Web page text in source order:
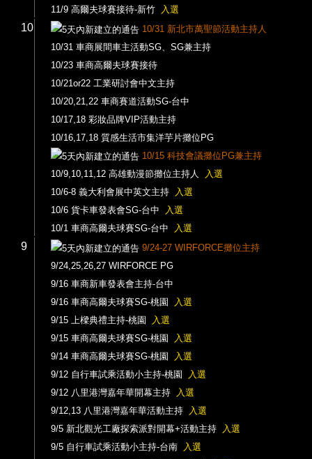
11/9 高爾夫球賽接待-新竹
入選
10
10/31 新北市萬聖節活動主持人
10/31 車商展間車主活動SG、SG兼主持
10/23 車商高爾夫球賽接待
10/21or22 工業研討會中文主持
10/20,21,22 車商賽道活動SG-台中
10/17,18 彩妝品牌VIP活動主持
10/16,17,18 質感生活市集洋芋片攤位PG
10/15 科技會議攤位PG兼主持
10/9,10,11,12 高雄動漫節攤位主持人
入選
10/6-8 義大利會展中英文主持
入選
10/6 貨卡車發表會SG-台中
入選
10/1 車商高爾夫球賽SG-台中
入選
9
9/24-27 WIRFORCE攤位主持
9/24,25,26,27 WIRFORCE PG
9/16 車商新車發表會主持-台中
9/16 車商高爾夫球賽SG-桃園
入選
9/15 上樑典禮主持-桃園
入選
9/15 車商高爾夫球賽SG-桃園
入選
9/14 車商高爾夫球賽SG-桃園
入選
9/12 自行車試乘活動小主持-桃園
入選
9/12 八里港灣嘉年華開幕主持
入選
9/12,13 八里港灣嘉年華活動主持
入選
9/5 新北觀光工廠探索派對開幕+活動主持
入選
9/5 自行車試乘活動小主持-台南
入選